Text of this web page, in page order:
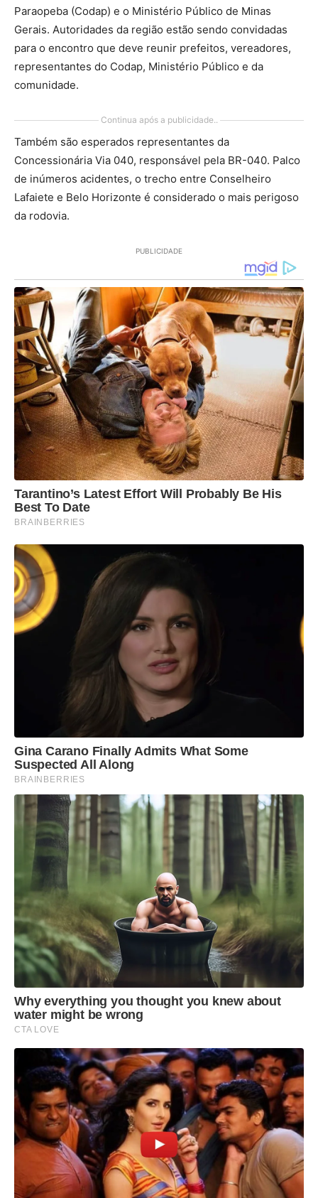
Paraopeba (Codap) e o Ministério Público de Minas
Gerais. Autoridades da região estão sendo convidadas
para o encontro que deve reunir prefeitos, vereadores,
representantes do Codap, Ministério Público e da
comunidade.
Continua após a publicidade..
Também são esperados representantes da
Concessionária Via 040, responsável pela BR-040. Palco
de inúmeros acidentes, o trecho entre Conselheiro
Lafaiete e Belo Horizonte é considerado o mais perigoso
da rodovia.
PUBLICIDADE